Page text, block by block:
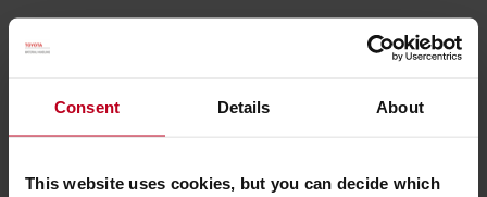
Consent Details About
This website uses cookies, but you can decide which